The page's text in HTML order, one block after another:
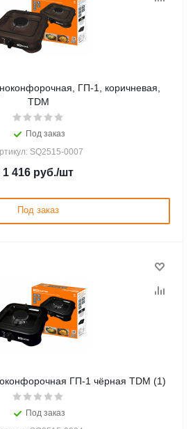
ГП-1, коричневая,
TDM
Под заказ
SQ2515-0007
1 416 руб./шт
Под заказ
ГП-1 чёрная TDM (1)
Под заказ